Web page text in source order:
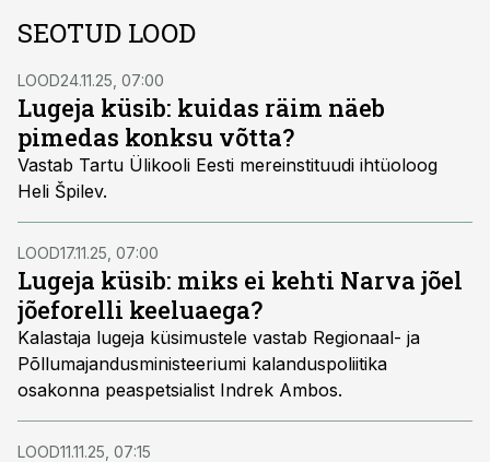
SEOTUD LOOD
LOOD24.11.25, 07:00
Lugeja küsib: kuidas räim näeb
pimedas konksu võtta?
Vastab Tartu Ülikooli Eesti mereinstituudi ihtüoloog
Heli Špilev.
LOOD17.11.25, 07:00
Lugeja küsib: miks ei kehti Narva jõel
jõeforelli keeluaega?
Kalastaja lugeja küsimustele vastab Regionaal- ja
Põllumajandusministeeriumi kalanduspoliitika
osakonna peaspetsialist Indrek Ambos.
LOOD11.11.25, 07:15